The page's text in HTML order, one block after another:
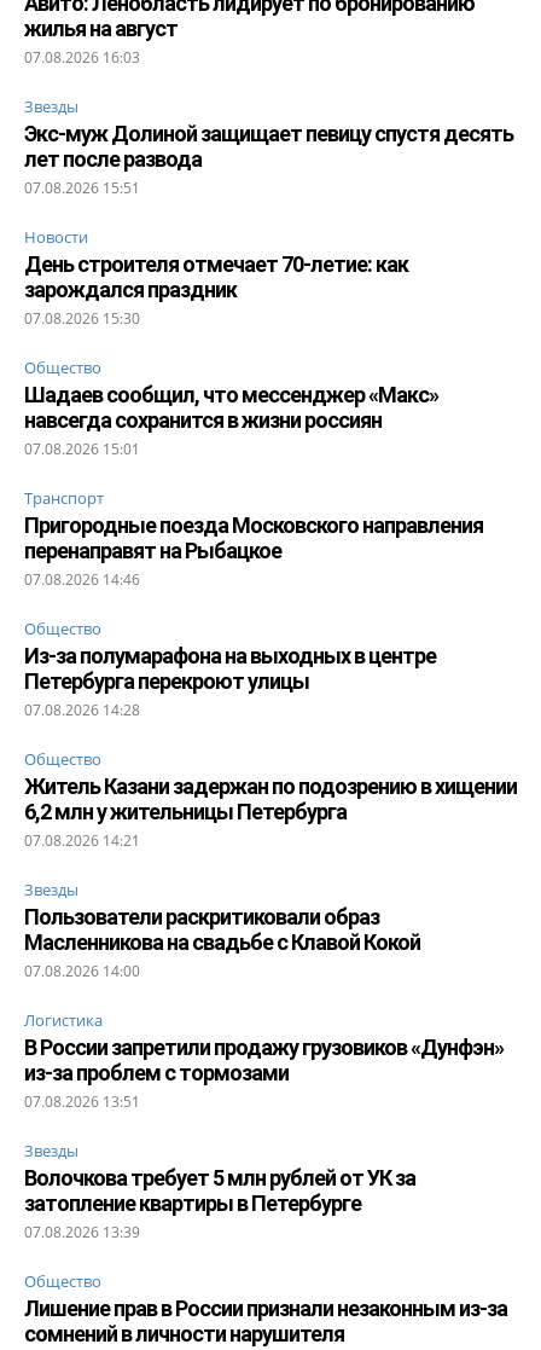
жилья на август
07.08.2026 16:03
Звезды
Экс-муж Долиной защищает певицу спустя десять
лет после развода
07.08.2026 15:51
Новости
День строителя отмечает 70-летие: как
зарождался праздник
07.08.2026 15:30
Общество
Шадаев сообщил, что мессенджер «Макс»
навсегда сохранится в жизни россиян
07.08.2026 15:01
Транспорт
Пригородные поезда Московского направления
перенаправят на Рыбацкое
07.08.2026 14:46
Общество
Из-за полумарафона на выходных в центре
Петербурга перекроют улицы
07.08.2026 14:28
Общество
Житель Казани задержан по подозрению в хищении
6,2 млн у жительницы Петербурга
07.08.2026 14:21
Звезды
Пользователи раскритиковали образ
Масленникова на свадьбе с Клавой Кокой
07.08.2026 14:00
Логистика
В России запретили продажу грузовиков «Дунфэн»
из-за проблем с тормозами
07.08.2026 13:51
Звезды
Волочкова требует 5 млн рублей от УК за
затопление квартиры в Петербурге
07.08.2026 13:39
Общество
Лишение прав в России признали незаконным из-за
сомнений в личности нарушителя